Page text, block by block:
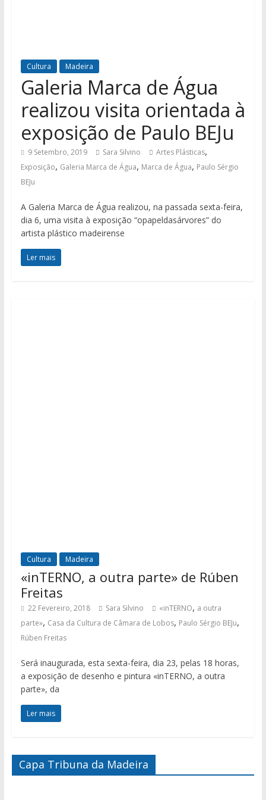
Cultura Madeira
Galeria Marca de Água
realizou visita orientada à
exposição de Paulo BEJu
9 Setembro, 2019 Sara Silvino Artes Plásticas,
Exposição, Galeria Marca de Água, Marca de Água, Paulo Sérgio
BEJu
A Galeria Marca de Água realizou, na passada sexta-feira,
dia 6, uma visita à exposição “opapeldasárvores” do
artista plástico madeirense
Ler mais
Cultura Madeira
«inTERNO, a outra parte» de Rúben
Freitas
22 Fevereiro, 2018 Sara Silvino «inTERNO, a outra
parte», Casa da Cultura de Câmara de Lobos, Paulo Sérgio BEJu,
Rúben Freitas
Será inaugurada, esta sexta-feira, dia 23, pelas 18 horas,
a exposição de desenho e pintura «inTERNO, a outra
parte», da
Ler mais
Capa Tribuna da Madeira